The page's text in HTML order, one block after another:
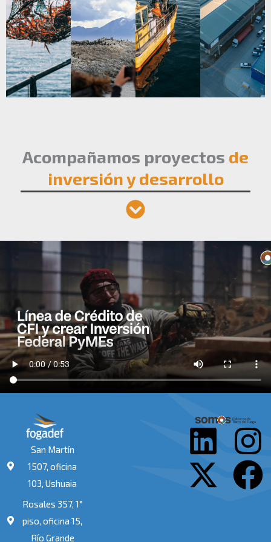
Acompañamos proyectos de
inversión y desarrollo
San Martín
1507, oficina
103, Ushuaia
Rosales 357, 1°
piso, oficina 15,
Río Grande
L
i
I
n
s
X
-
F
a
c